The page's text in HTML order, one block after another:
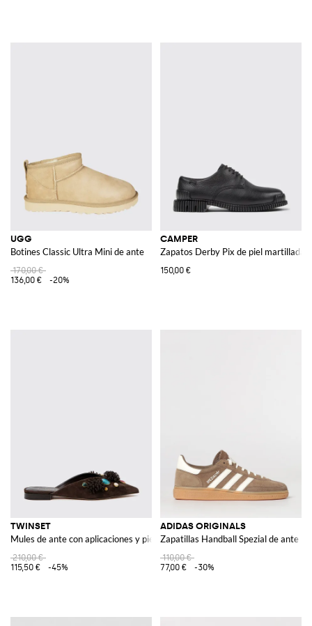
UGG
Botines Classic Ultra Mini de ante
170,00 €
136,00 €
-20%
CAMPER
Zapatos Derby Pix de piel martillada
150,00 €
TWINSET
Mules de ante con aplicaciones y piedras
210,00 €
115,50 €
-45%
ADIDAS ORIGINALS
Zapatillas Handball Spezial de ante
110,00 €
77,00 €
-30%